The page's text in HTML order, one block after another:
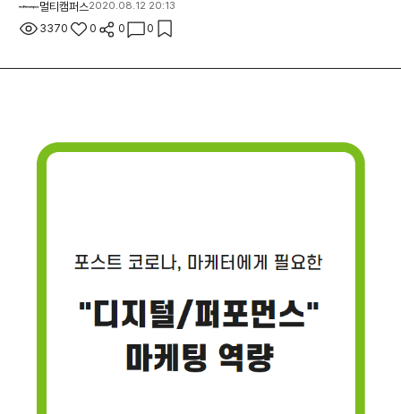
멀티캠퍼스2020.08.12 20:13
3370 0 0 0